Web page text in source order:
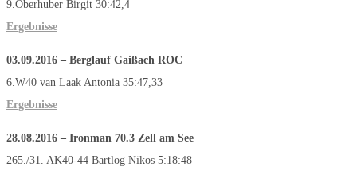
9.Oberhuber Birgit 30:42,4
Ergebnisse
03.09.2016 – Berglauf Gaißach ROC
6.W40 van Laak Antonia 35:47,33
Ergebnisse
28.08.2016 – Ironman 70.3 Zell am See
265./31. AK40-44 Bartlog Nikos 5:18:48